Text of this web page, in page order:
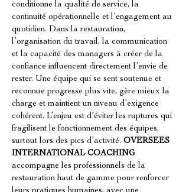
conditionne la qualité de service, la
continuité opérationnelle et l’engagement au
quotidien. Dans la restauration,
l’organisation du travail, la communication
et la capacité des managers à créer de la
confiance influencent directement l’envie de
rester. Une équipe qui se sent soutenue et
reconnue progresse plus vite, gère mieux la
charge et maintient un niveau d’exigence
cohérent. L’enjeu est d’éviter les ruptures qui
fragilisent le fonctionnement des équipes,
surtout lors des pics d’activité. OVERSEES
INTERNATIONAL COACHING
accompagne les professionnels de la
restauration haut de gamme pour renforcer